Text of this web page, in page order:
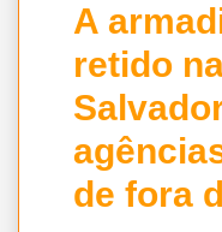
A
retido
de fora